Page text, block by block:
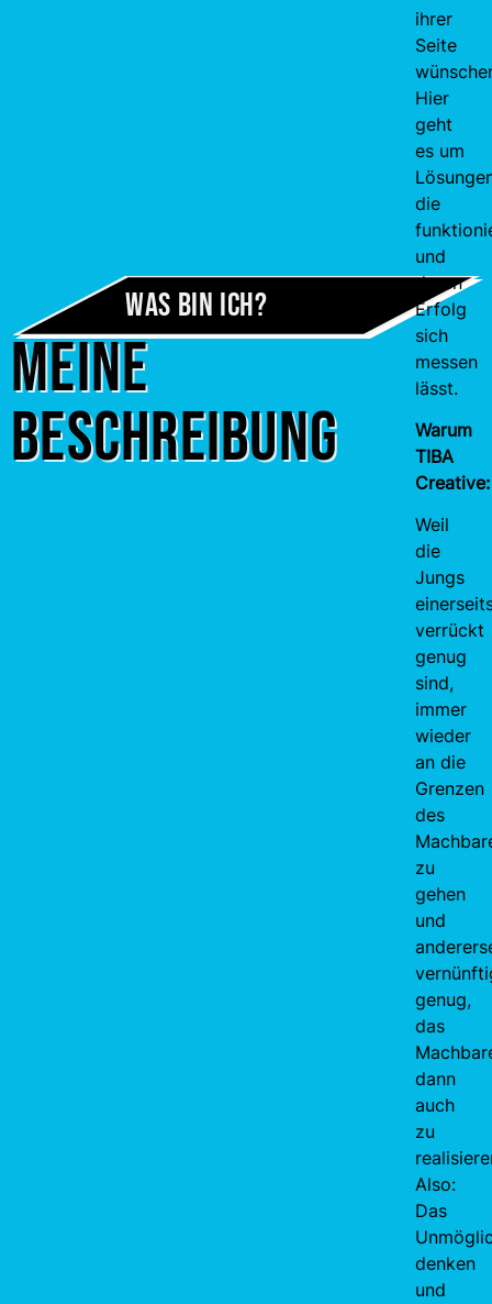
Was bin ich?
Meine
Beschreibung
ihrer
Seite
Hier
geht
es um
die
und
deren
Erfolg
sich
messen
lässt.
Warum
TIBA
Creative:
Weil
die
Jungs
verrückt
genug
sind,
immer
wieder
an die
Grenzen
des
zu
gehen
und
genug,
das
dann
auch
zu
Also:
Das
denken
und